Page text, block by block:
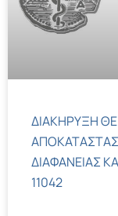
ΔΙΑΚΗΡΥΞΗ
ΔΙΑΦΑΝΕΙΑΣ
11042